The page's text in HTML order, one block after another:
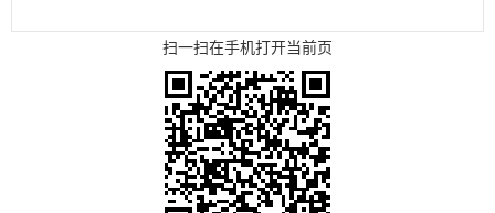
扫一扫在手机打开当前页